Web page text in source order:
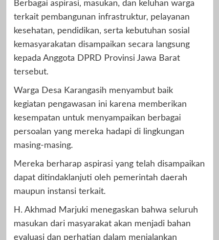
Berbagai aspirasi, masukan, dan keluhan warga
terkait pembangunan infrastruktur, pelayanan
kesehatan, pendidikan, serta kebutuhan sosial
kemasyarakatan disampaikan secara langsung
kepada Anggota DPRD Provinsi Jawa Barat
tersebut.
Warga Desa Karangasih menyambut baik
kegiatan pengawasan ini karena memberikan
kesempatan untuk menyampaikan berbagai
persoalan yang mereka hadapi di lingkungan
masing-masing.
Mereka berharap aspirasi yang telah disampaikan
dapat ditindaklanjuti oleh pemerintah daerah
maupun instansi terkait.
H. Akhmad Marjuki menegaskan bahwa seluruh
masukan dari masyarakat akan menjadi bahan
evaluasi dan perhatian dalam menjalankan